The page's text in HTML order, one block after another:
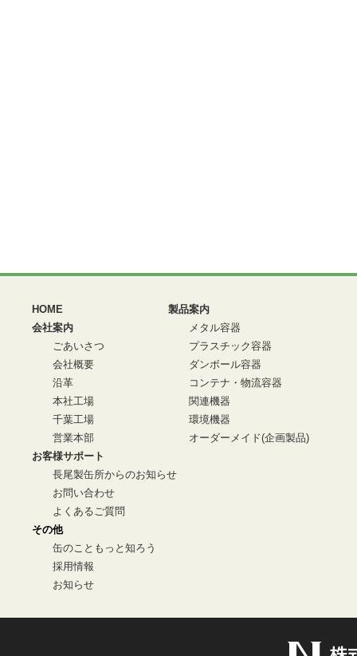
HOME
会社案内
ごあいさつ
会社概要
沿革
本社工場
千葉工場
営業本部
製品案内
メタル容器
プラスチック容器
ダンボール容器
コンテナ・物流容器
関連機器
環境機器
オーダーメイド(企画製品)
お客様サポート
長尾製缶所からのお知らせ
お問い合わせ
よくあるご質問
その他
缶のこともっと知ろう
採用情報
お知らせ